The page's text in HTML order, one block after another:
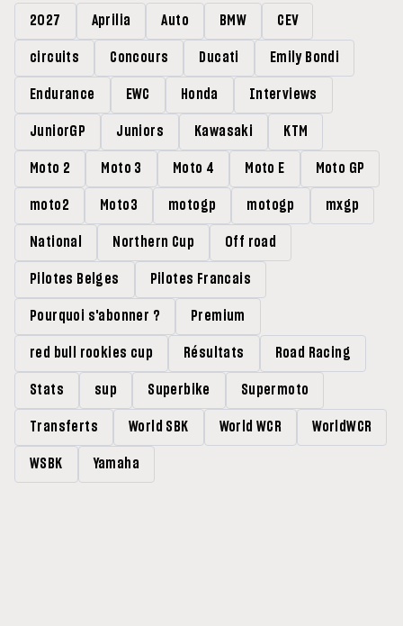
2027 Aprilia Auto BMW CEV
circuits Concours Ducati Emily Bondi
Endurance EWC Honda Interviews
JuniorGP Juniors Kawasaki KTM
Moto 2 Moto 3 Moto 4 Moto E Moto GP
moto2 Moto3 motogp motogp mxgp
National Northern Cup Off road
Pilotes Belges Pilotes Francais
Pourquoi s'abonner ? Premium
red bull rookies cup Résultats Road Racing
Stats sup Superbike Supermoto
Transferts World SBK World WCR WorldWCR
WSBK Yamaha